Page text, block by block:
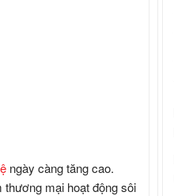
ngày càng tăng cao.
mại hoạt động sôi